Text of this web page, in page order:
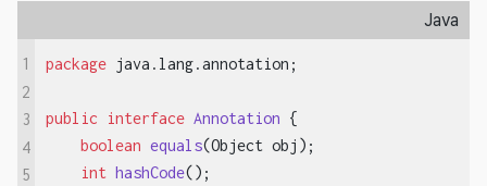
Java
1
2
3
4
5
package java.lang.annotation;
public interface Annotation {
boolean equals(Object obj) ;
int hashCode() ;